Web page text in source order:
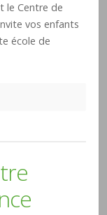
le Centre de
vos enfants
école de